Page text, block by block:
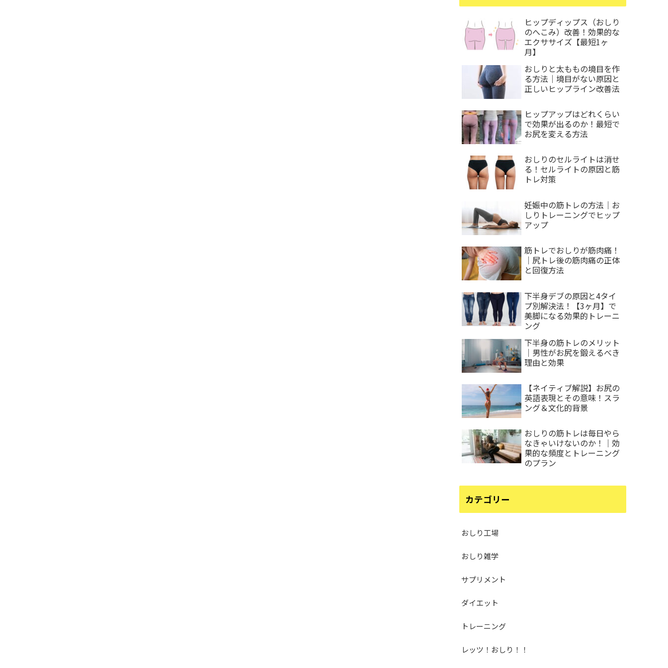
ヒップディップス（おしり
のへこみ）改善！効果的な
エクササイズ【最短1ヶ
月】
おしりと太ももの境目を作
る方法｜境目がない原因と
正しいヒップライン改善法
ヒップアップはどれくらい
で効果が出るのか！最短で
お尻を変える方法
おしりのセルライトは消せ
る！セルライトの原因と筋
トレ対策
妊娠中の筋トレの方法｜お
しりトレーニングでヒップ
アップ
筋トレでおしりが筋肉痛！
｜尻トレ後の筋肉痛の正体
と回復方法
下半身デブの原因と4タイ
プ別解決法！【3ヶ月】で
美脚になる効果的トレーニ
ング
下半身の筋トレのメリット
｜男性がお尻を鍛えるべき
理由と効果
【ネイティブ解説】お尻の
英語表現とその意味！スラ
ング＆文化的背景
おしりの筋トレは毎日やら
なきゃいけないのか！｜効
果的な頻度とトレーニング
のプラン
カテゴリー
おしり工場
おしり雑学
サプリメント
ダイエット
トレーニング
レッツ！おしり！！